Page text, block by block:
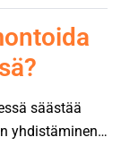
säästää
yhdistäminen